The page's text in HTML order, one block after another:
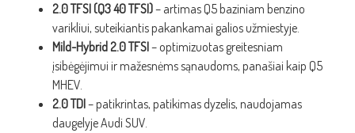
2.0 TFSI (Q3 40 TFSI)– artimas Q5 baziniam benzino
varikliui, suteikiantis pakankamai galios užmiestyje.
Mild-Hybrid 2.0 TFSI– optimizuotas greitesniam
įsibėgėjimui ir mažesnėms sąnaudoms, panašiai kaip Q5
MHEV.
2.0 TDI– patikrintas, patikimas dyzelis, naudojamas
daugelyje Audi SUV.